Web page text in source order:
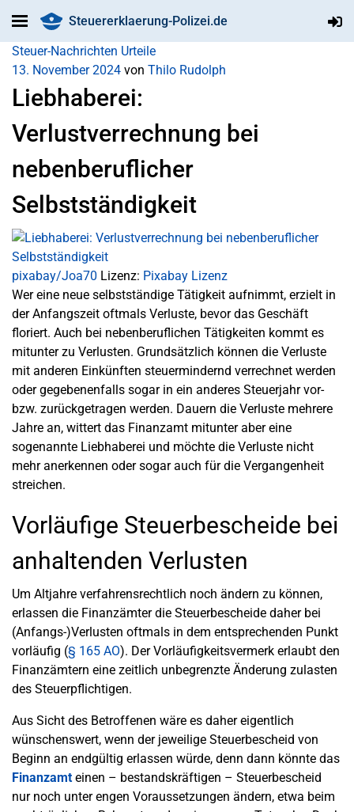
Steuererklaerung-Polizei.de
Steuer-Nachrichten Urteile
13. November 2024 von Thilo Rudolph
Liebhaberei:
Verlustverrechnung bei
nebenberuflicher
Selbstständigkeit
pixabay/Joa70 Lizenz: Pixabay Lizenz
Wer eine neue selbstständige Tätigkeit aufnimmt, erzielt in
der Anfangszeit oftmals Verluste, bevor das Geschäft
floriert. Auch bei nebenberuflichen Tätigkeiten kommt es
mitunter zu Verlusten. Grundsätzlich können die Verluste
mit anderen Einkünften steuermindernd verrechnet werden
oder gegebenenfalls sogar in ein anderes Steuerjahr vor-
bzw. zurückgetragen werden. Dauern die Verluste mehrere
Jahre an, wittert das Finanzamt mitunter aber eine
sogenannte Liebhaberei und möchte die Verluste nicht
mehr anerkennen oder sogar auch für die Vergangenheit
streichen.
Vorläufige Steuerbescheide bei
anhaltenden Verlusten
Um Altjahre verfahrensrechtlich noch ändern zu können,
erlassen die Finanzämter die Steuerbescheide daher bei
(Anfangs-)Verlusten oftmals in dem entsprechenden Punkt
vorläufig (§ 165 AO). Der Vorläufigkeitsvermerk erlaubt den
Finanzämtern eine zeitlich unbegrenzte Änderung zulasten
des Steuerpflichtigen.
Aus Sicht des Betroffenen wäre es daher eigentlich
wünschenswert, wenn der jeweilige Steuerbescheid von
Beginn an endgültig erlassen würde, denn dann könnte das
Finanzamteinen – bestandskräftigen – Steuerbescheid
nur noch unter engen Voraussetzungen ändern, etwa beim